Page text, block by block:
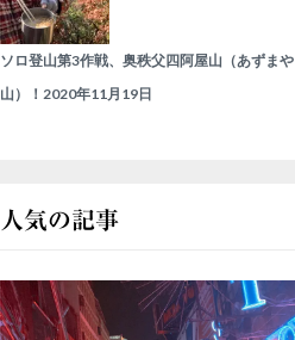
ソロ登山第3作戦、奥秩父四阿屋山（あずまや
山）！ 2020年11月19日
人気の記事